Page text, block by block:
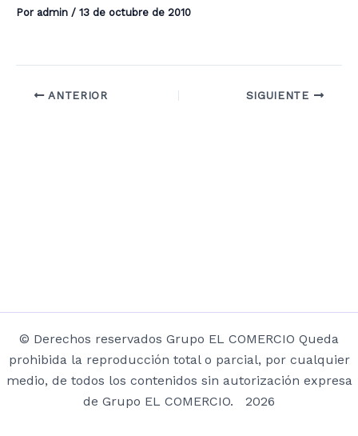
Por admin / 13 de octubre de 2010
ANTERIOR SIGUIENTE
© Derechos reservados Grupo EL COMERCIO Queda
prohibida la reproducción total o parcial, por cualquier
medio, de todos los contenidos sin autorización expresa
de Grupo EL COMERCIO. 2026